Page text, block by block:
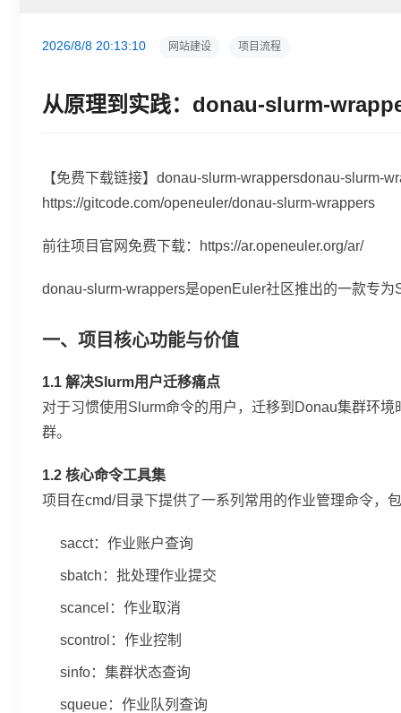
2026/8/8 20:13:10 网站建设 项目流程
从原理到实践：donau-slurm-
【免费下载链接】donau-slurm-wrappersdonau-slurm-
https://gitcode.com/openeuler/donau-slurm-wrappers
前往项目官网免费下载：https://ar.openeuler.org/ar/
donau-slurm-wrappers是openEuler社区推出的一款专
一、项目核心功能与价值
1.1 解决Slurm用户迁移痛点
对于习惯使用Slurm命令的用户，迁移到Donau集群环
群。
1.2 核心命令工具集
项目在cmd/目录下提供了一系列常用的作业管理命令，
sacct：作业账户查询
sbatch ：批处理作业提交
scancel ：作业取消
scontrol ：作业控制
sinfo：集群状态查询
squeue：作业队列查询